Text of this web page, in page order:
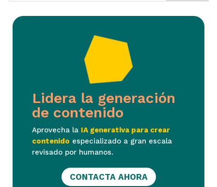
Lidera la generación
de contenido
Aprovecha la IA generativa para crear
contenido especializado a gran escala
revisado por humanos.
CONTACTA AHORA